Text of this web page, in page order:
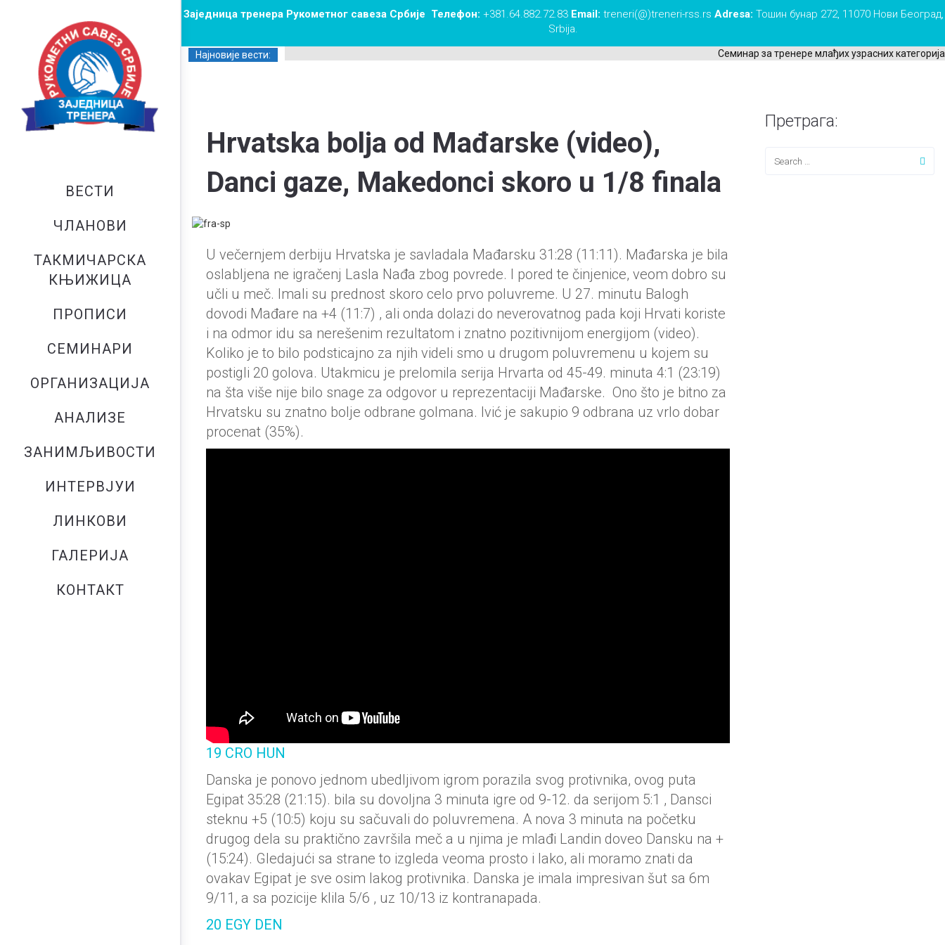
ВЕСТИ
ЧЛАНОВИ
ТАКМИЧАРСКА
КЊИЖИЦА
ПРОПИСИ
СЕМИНАРИ
ОРГАНИЗАЦИЈА
АНАЛИЗЕ
ЗАНИМЉИВОСТИ
ИНТЕРВЈУИ
ЛИНКОВИ
ГАЛЕРИЈА
КОНТАКТ
Заједница тренера Рукометног савеза Србије Телефон: +381.64.882.72.83 Email: treneri(@)treneri-rss.rs Adresa: Тошин бунар 272, 11070 Нови Београд,
Srbija.
Најновије вести: Семинар за тренере млађих узрасних категорија
Hrvatska bolja od Mađarske (video),
Danci gaze, Makedonci skoro u 1/8 finala
U večernjem derbiju Hrvatska je savladala Mađarsku 31:28 (11:11). Mađarska je bila
oslabljena ne igračenj Lasla Nađa zbog povrede. I pored te činjenice, veom dobro su
učli u meč. Imali su prednost skoro celo prvo poluvreme. U 27. minutu Balogh
dovodi Mađare na +4 (11:7) , ali onda dolazi do neverovatnog pada koji Hrvati koriste
i na odmor idu sa nerešenim rezultatom i znatno pozitivnijom energijom (video).
Koliko je to bilo podsticajno za njih videli smo u drugom poluvremenu u kojem su
postigli 20 golova. Utakmicu je prelomila serija Hrvarta od 45-49. minuta 4:1 (23:19)
na šta više nije bilo snage za odgovor u reprezentaciji Mađarske. Ono što je bitno za
Hrvatsku su znatno bolje odbrane golmana. Ivić je sakupio 9 odbrana uz vrlo dobar
procenat (35%).
19 CRO HUN
Danska je ponovo jednom ubedljivom igrom porazila svog protivnika, ovog puta
Egipat 35:28 (21:15). bila su dovoljna 3 minuta igre od 9-12. da serijom 5:1 , Dansci
steknu +5 (10:5) koju su sačuvali do poluvremena. A nova 3 minuta na početku
drugog dela su praktično završila meč a u njima je mlađi Landin doveo Dansku na +
(15:24). Gledajući sa strane to izgleda veoma prosto i lako, ali moramo znati da
ovakav Egipat je sve osim lakog protivnika. Danska je imala impresivan šut sa 6m
9/11, a sa pozicije klila 5/6 , uz 10/13 iz kontranapada.
20 EGY DEN
Претрага: